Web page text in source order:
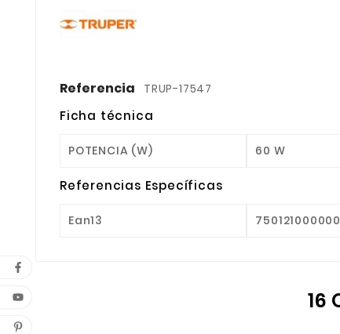
Referencia TRUP-17547
Ficha técnica
POTENCIA (W) 60 W
Referencias Específicas
Ean13
16